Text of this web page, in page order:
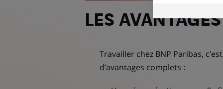
LES
Travailler chez BNP Paribas,
d’avantages complets :